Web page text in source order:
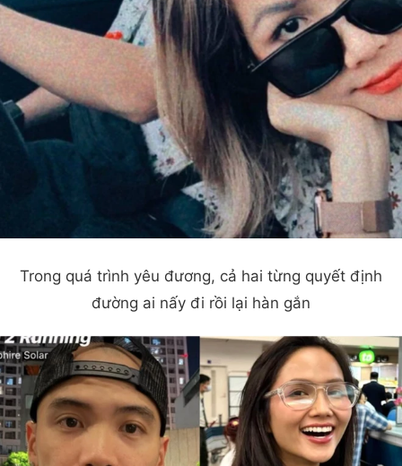
Trong quá trình yêu đương, cả hai từng quyết định
đường ai nấy đi rồi lại hàn gắn